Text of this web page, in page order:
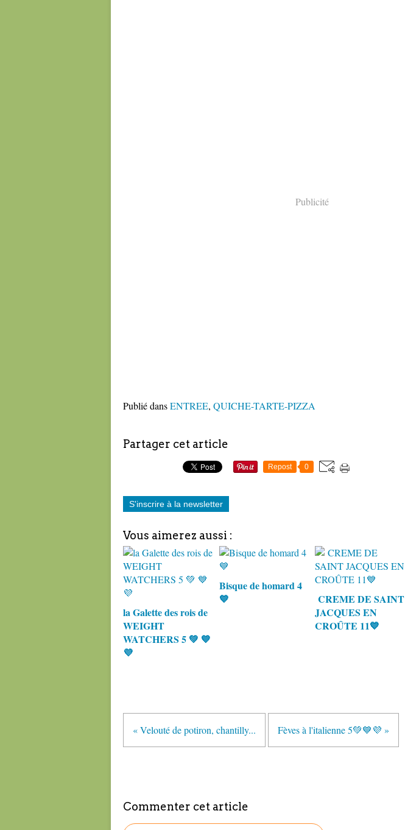
Publicité
Publié dansENTREE, QUICHE-TARTE-PIZZA
Partager cet article
Repost 0
S'inscrire à la newsletter
Vous aimerez aussi :
la Galette des rois de
WEIGHT
WATCHERS 5 💚 💙
💜
Bisque de homard 4
💙
CREME DE SAINT
JACQUES EN
CROÛTE 11💙
« Velouté de potiron, chantilly... Fèves à l'italienne 5💚💙💜 »
Commenter cet article